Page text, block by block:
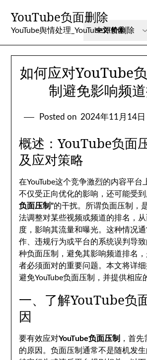
content
YouTube负面删除
YouTube舆情处理_YouTube评价删除
如何应对YouTube
制避免影响频
Posted on 2024年11月14日
概述：YouTube负面
及应对策略
在YouTube这个竞争激烈的内容平台
不仅受正向优化的影响，还可能受
负面压制”的干扰。所谓负面压制，
法调整对某些视频或频道的排名，
度，影响其流量和曝光。这种情况
作、违规行为或平台的系统误判导
种负面压制，避免其影响频道排名
者必须面对的重要问题。本文将详
避免YouTube负面压制，并提供相应
一、了解YouTube负
因
要有效应对YouTube负面压制
，首
的原因。负面压制通常不是随机发